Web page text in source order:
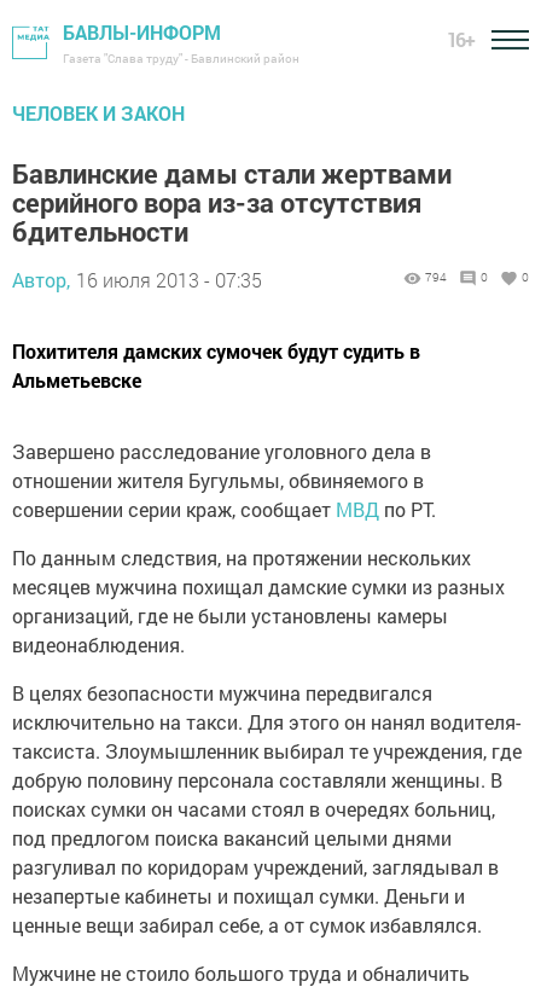
БАВЛЫ-ИНФОРМ
Газета "Слава труду" - Бавлинский район
16+
ЧЕЛОВЕК И ЗАКОН
Бавлинские дамы стали жертвами
серийного вора из-за отсутствия
бдительности
Автор, 16 июля 2013 - 07:35 794 0 0
Похитителя дамских сумочек будут судить в
Альметьевске
Завершено расследование уголовного дела в
отношении жителя Бугульмы, обвиняемого в
совершении серии краж, сообщает МВД по РТ.
По данным следствия, на протяжении нескольких
месяцев мужчина похищал дамские сумки из разных
организаций, где не были установлены камеры
видеонаблюдения.
В целях безопасности мужчина передвигался
исключительно на такси. Для этого он нанял водителя-
таксиста. Злоумышленник выбирал те учреждения, где
добрую половину персонала составляли женщины. В
поисках сумки он часами стоял в очередях больниц,
под предлогом поиска вакансий целыми днями
разгуливал по коридорам учреждений, заглядывал в
незапертые кабинеты и похищал сумки. Деньги и
ценные вещи забирал себе, а от сумок избавлялся.
Мужчине не стоило большого труда и обналичить